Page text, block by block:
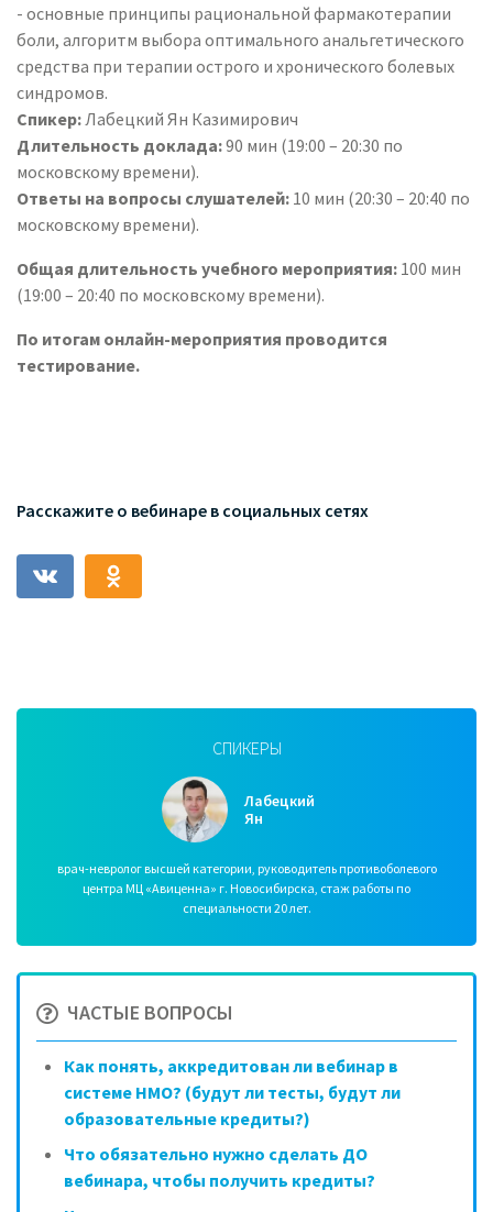
- основные принципы рациональной фармакотерапии
боли, алгоритм выбора оптимального анальгетического
средства при терапии острого и хронического болевых
синдромов.
Спикер:Лабецкий Ян Казимирович
Длительность доклада:90 мин (19:00 – 20:30 по
московскому времени).
Ответы на вопросы слушателей: 10 мин (20:30 – 20:40 по
московскому времени).
Общая длительность учебного мероприятия: 100 мин
(19:00 – 20:40 по московскому времени).
По итогам онлайн-мероприятия проводится
тестирование.
Расскажите о вебинаре в социальных сетях
СПИКЕРЫ
Лабецкий
Ян
врач-невролог высшей категории, руководитель противоболевого
центра МЦ «Авиценна» г. Новосибирска, стаж работы по
специальности 20 лет.
ЧАСТЫЕ ВОПРОСЫ
Как понять, аккредитован ли вебинар в
системе НМО? (будут ли тесты, будут ли
образовательные кредиты?)
Что обязательно нужно сделать ДО
вебинара, чтобы получить кредиты?